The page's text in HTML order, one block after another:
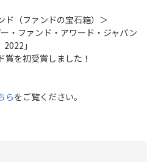
ド（ファンドの宝石箱）＞
・ファンド・アワード・ジャパン
2022」
賞を初受賞しました！
らをご覧ください。